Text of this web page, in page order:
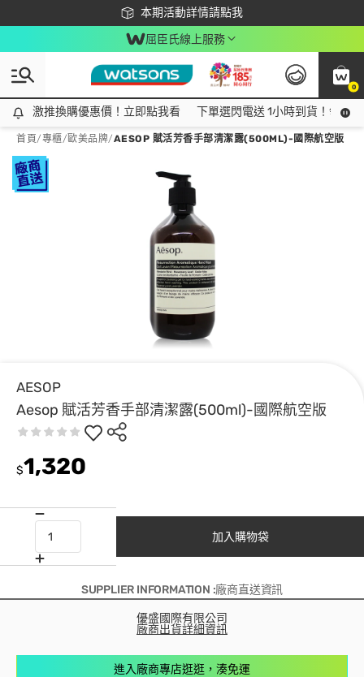
本期活動詳情請點我
下載app最高回饋$350
屈臣氏線上服務
0
激推換購優惠價！立即點我看
激推換購優惠價！立即點我看 下單選閃電送 1小時到貨！領神
首頁/專櫃/ 歐美品牌/AESOP 賦活芳香手部清潔露(500ML)-國際航空版
AESOP
Aesop 賦活芳香手部清潔露(500ml)-國際航空版
$1,320
加入購物袋
SUPPLIER INFORMATION :廠商直送資訊
優盛國際有限公司
廠商出貨詳細資訊
進入廠商專店逛逛，湊免運